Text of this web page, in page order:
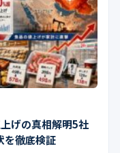
▼
▼
▼
げの真相解明5社
を徹底検証